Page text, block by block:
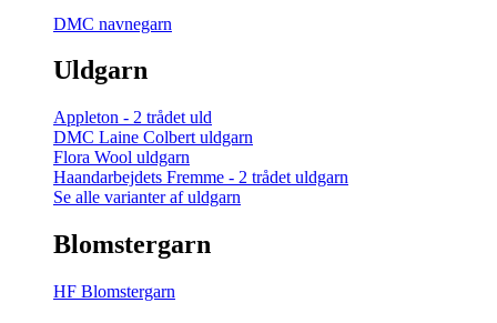
DMC navnegarn
Uldgarn
Appleton - 2 trådet uld
DMC Laine Colbert uldgarn
Flora Wool uldgarn
Haandarbejdets Fremme - 2 trådet uldgarn
Se alle varianter af uldgarn
Blomstergarn
HF Blomstergarn